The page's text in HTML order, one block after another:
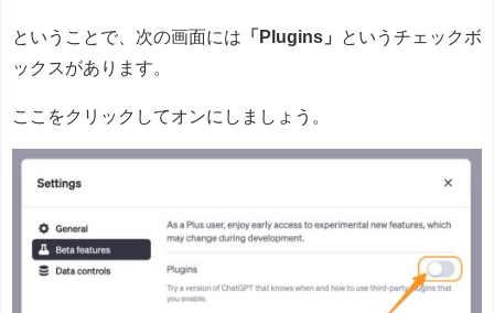
ということで、次の画面には 「Plugins」
というチェックボ
ックスがあります。
ここをクリックしてオンにしましょう。